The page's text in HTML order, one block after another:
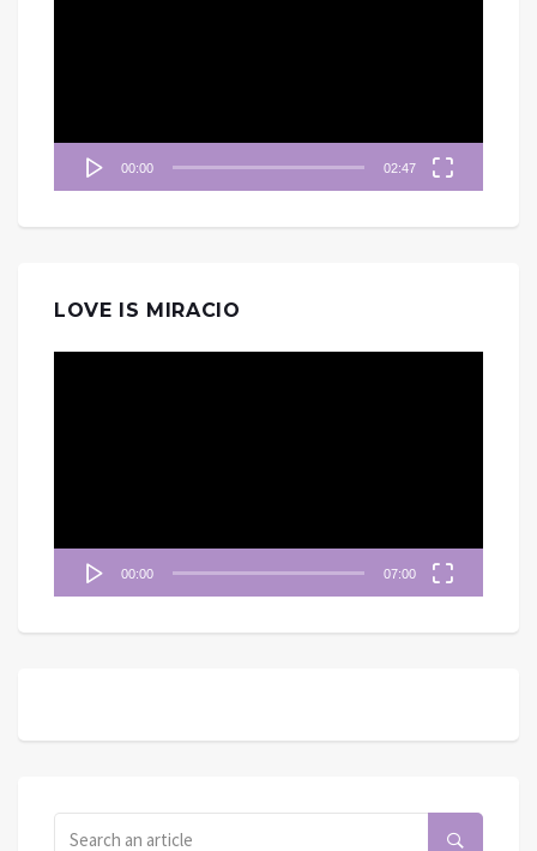
00:00 02:47
LOVE IS MIRACIO
00:00 07:00